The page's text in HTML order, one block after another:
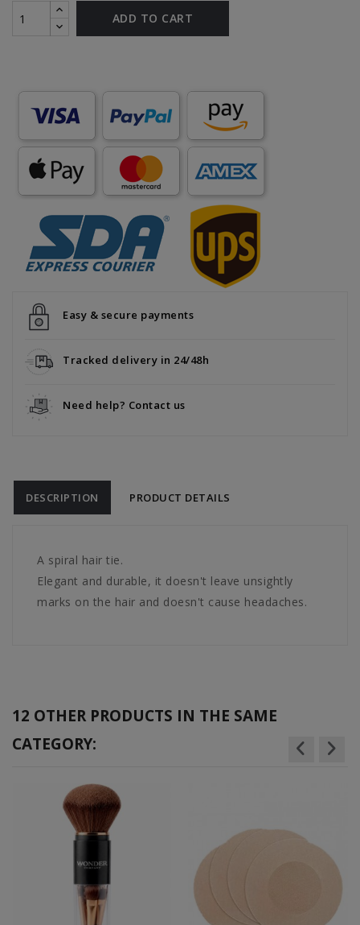
ADD TO CART
Easy & secure payments
Tracked delivery in 24/48h
Need help? Contact us
DESCRIPTION PRODUCT DETAILS
A spiral hair tie.
Elegant and durable, it doesn't leave unsightly
marks on the hair and doesn't cause headaches.
12 OTHER PRODUCTS IN THE SAME
CATEGORY: